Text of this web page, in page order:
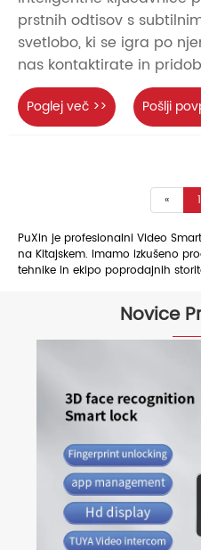
prstnih odtisov s
svetlobo, ki se igra po
nas kontaktirate in
Poglej več >> Pošlji
« 1
PuXin je profesionalni Video
na Kitajskem. Imamo izkušeno
tehnike in ekipo poprodajnih
Novice